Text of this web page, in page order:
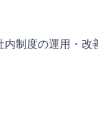
内制度の運用・改